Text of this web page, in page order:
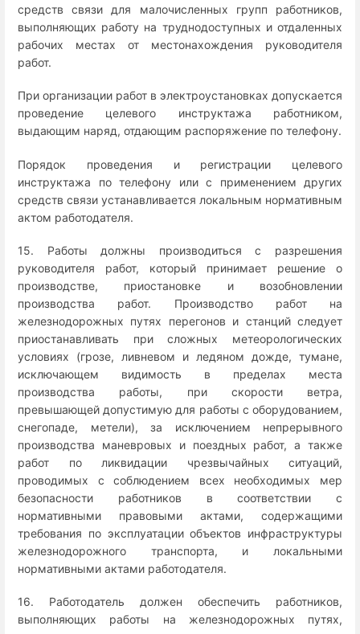
средств связи для малочисленных групп работников,
выполняющих работу на труднодоступных и отдаленных
рабочих местах от местонахождения руководителя
работ.
При организации работ в электроустановках допускается
проведение целевого инструктажа работником,
выдающим наряд, отдающим распоряжение по телефону.
Порядок проведения и регистрации целевого
инструктажа по телефону или с применением других
средств связи устанавливается локальным нормативным
актом работодателя.
15. Работы должны производиться с разрешения
руководителя работ, который принимает решение о
производстве, приостановке и возобновлении
производства работ. Производство работ на
железнодорожных путях перегонов и станций следует
приостанавливать при сложных метеорологических
условиях (грозе, ливневом и ледяном дожде, тумане,
исключающем видимость в пределах места
производства работы, при скорости ветра,
превышающей допустимую для работы с оборудованием,
снегопаде, метели), за исключением непрерывного
производства маневровых и поездных работ, а также
работ по ликвидации чрезвычайных ситуаций,
проводимых с соблюдением всех необходимых мер
безопасности работников в соответствии с
нормативными правовыми актами, содержащими
требования по эксплуатации объектов инфраструктуры
железнодорожного транспорта, и локальными
нормативными актами работодателя.
16. Работодатель должен обеспечить работников,
выполняющих работы на железнодорожных путях,